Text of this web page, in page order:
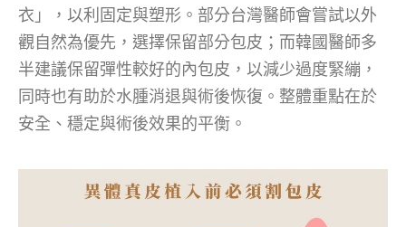
衣」，以利固定與塑形。部分台灣醫師會嘗試以外
觀自然為優先，選擇保留部分包皮；而韓國醫師多
半建議保留彈性較好的內包皮，以減少過度緊繃，
同時也有助於水腫消退與術後恢復。整體重點在於
安全、穩定與術後效果的平衡。